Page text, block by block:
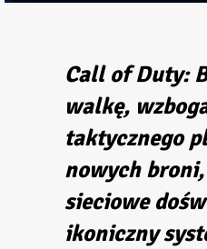
Call of Duty:
walkę,
taktycznego
nowych
sieciowe
ikoniczny